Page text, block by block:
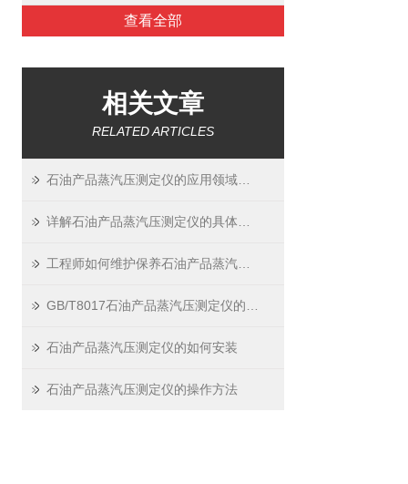
查看全部
相关文章
RELATED ARTICLES
石油产品蒸汽压测定仪的如何安装
石油产品蒸汽压测定仪的操作方法